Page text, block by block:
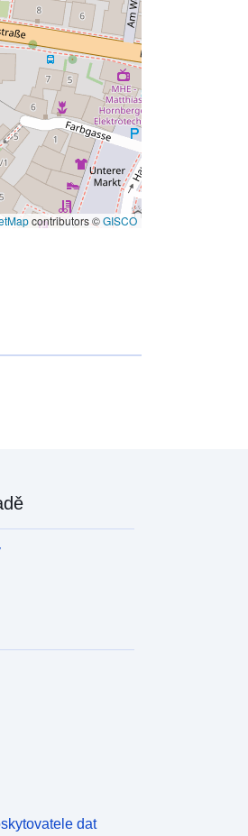
contributors ©GISCO
dat